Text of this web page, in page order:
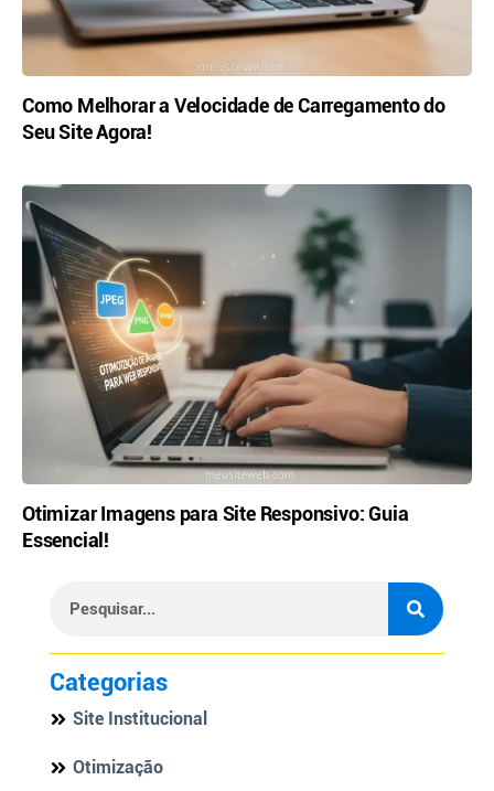
Como Melhorar a Velocidade de Carregamento do
Seu Site Agora!
Otimizar Imagens para Site Responsivo: Guia
Essencial!
Categorias
Site Institucional
Otimização